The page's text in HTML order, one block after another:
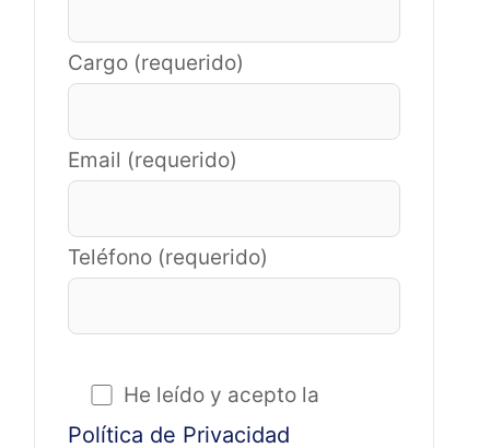
Cargo (requerido)
Email (requerido)
Teléfono (requerido)
He leído y acepto la
Política de Privacidad